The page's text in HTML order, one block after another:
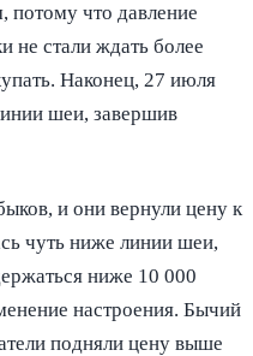
потому что давление
не стали ждать более
Наконец, 27 июля
шеи, завершив
и они вернули цену к
чуть ниже линии шеи,
ниже 10 000
настроения. Бычий
подняли цену выше